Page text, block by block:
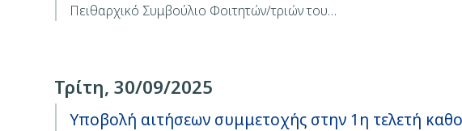
Πειθαρχικό Συμβούλιο Φοιτητών/τριών του…
Τρίτη, 30/09/2025
Υποβολή αιτήσεων συμμετοχής στην 1η τελετή